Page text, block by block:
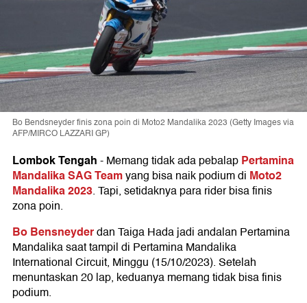
Bo Bendsneyder finis zona poin di Moto2 Mandalika 2023 (Getty Images via
AFP/MIRCO LAZZARI GP)
Lombok Tengah-Memang tidak ada pebalapPertamina
Mandalika SAG Teamyang bisa naik podium di Moto2
Mandalika 2023. Tapi, setidaknya para rider bisa finis
zona poin.
Bo Bensneyderdan Taiga Hada jadi andalan Pertamina
Mandalika saat tampil di Pertamina Mandalika
International Circuit, Minggu (15/10/2023). Setelah
menuntaskan 20 lap, keduanya memang tidak bisa finis
podium.